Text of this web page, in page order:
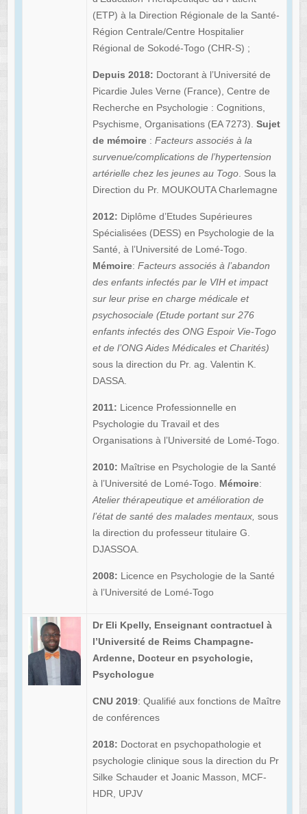
(ETP) à la Direction Régionale de la Santé-
Région Centrale/Centre Hospitalier
Régional de Sokodé-Togo (CHR-S) ;
Depuis 2018: Doctorant à l’Université de
Picardie Jules Verne (France), Centre de
Recherche en Psychologie : Cognitions,
Psychisme, Organisations (EA 7273). Sujet
de mémoire: Facteurs associés à la
survenue/complications de l’hypertension
artérielle chez les jeunes au Togo. Sous la
Direction du Pr. MOUKOUTA Charlemagne
2012: Diplôme d’Etudes Supérieures
Spécialisées (DESS) en Psychologie de la
Santé, à l’Université de Lomé-Togo.
Mémoire: Facteurs associés à l’abandon
des enfants infectés par le VIH et impact
sur leur prise en charge médicale et
psychosociale (Etude portant sur 276
enfants infectés des ONG Espoir Vie-Togo
et de l’ONG Aides Médicales et Charités)
sous la direction du Pr. ag. Valentin K.
DASSA.
2011: Licence Professionnelle en
Psychologie du Travail et des
Organisations à l’Université de Lomé-Togo.
2010: Maîtrise en Psychologie de la Santé
à l’Université de Lomé-Togo. Mémoire:
Atelier thérapeutique et amélioration de
l’état de santé des malades mentaux, sous
la direction du professeur titulaire G.
DJASSOA.
2008: Licence en Psychologie de la Santé
à l’Université de Lomé-Togo
Dr Eli Kpelly, Enseignant contractuel à
l’Université de Reims Champagne-
Ardenne, Docteur en psychologie,
Psychologue
CNU 2019: Qualifié aux fonctions de Maître
de conférences
2018: Doctorat en psychopathologie et
psychologie clinique sous la direction du Pr
Silke Schauder et Joanic Masson, MCF-
HDR, UPJV